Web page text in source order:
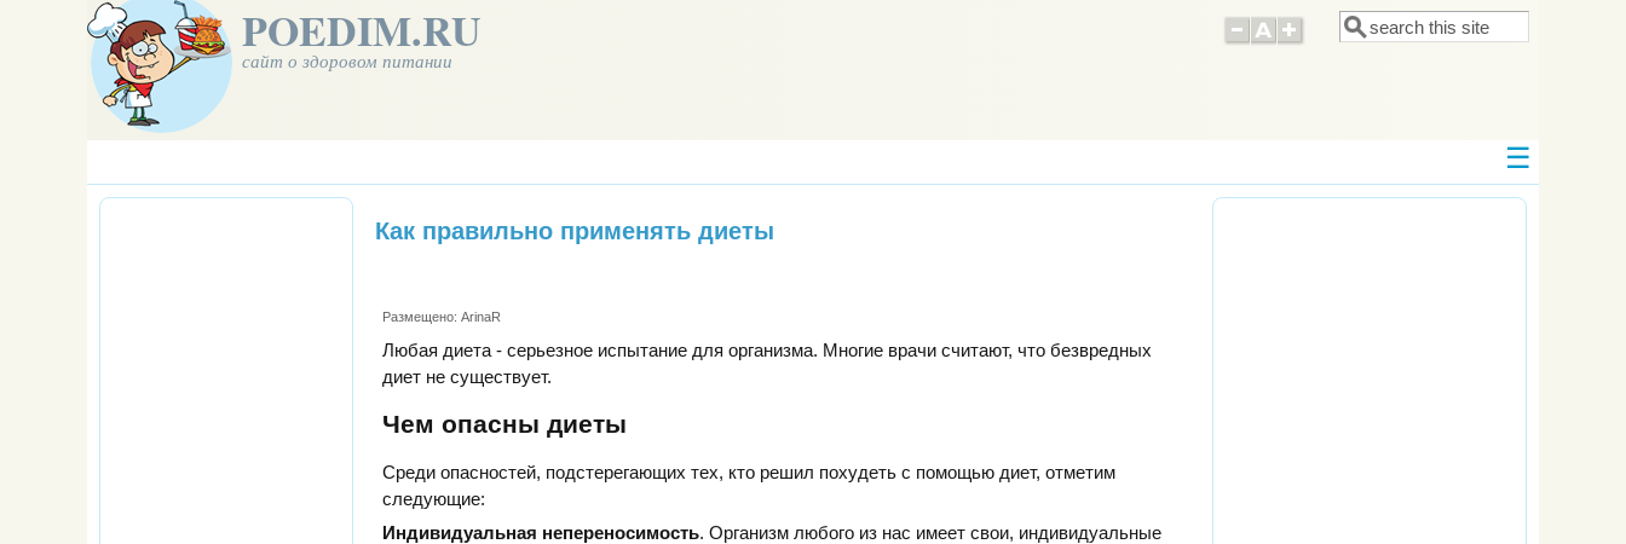
POEDIM.RU
сайт о здоровом питании
Форма поиска
Поиск
Как правильно применять диеты
Размещено: ArinaR
Любая диета - серьезное испытание для организма. Многие врачи считают, что безвредных
диет не существует.
Чем опасны диеты
Среди опасностей, подстерегающих тех, кто решил похудеть с помощью диет, отметим
следующие:
Индивидуальная непереносимость. Организм любого из нас имеет свои, индивидуальные